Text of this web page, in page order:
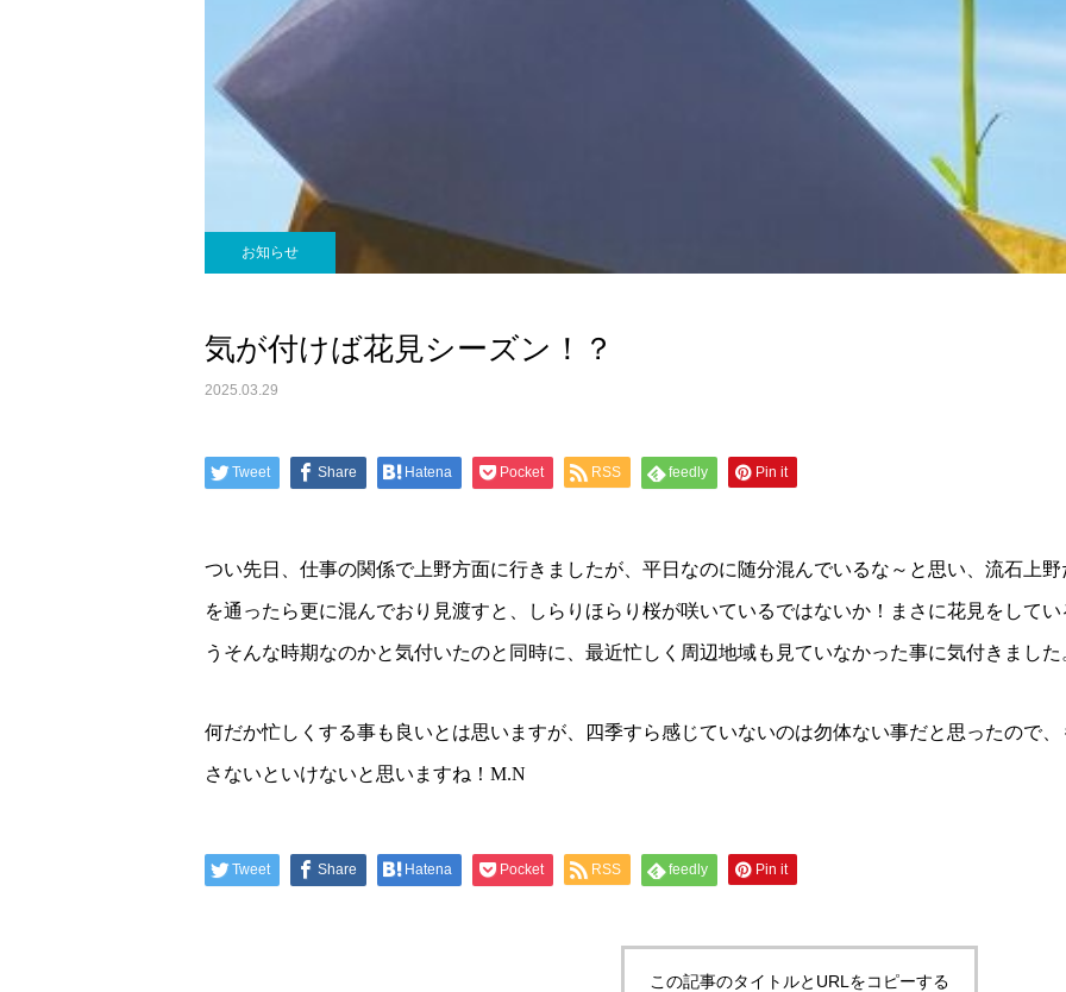
お知らせ
気が付けば花見シーズン！？
2025.03.29
Tweet Share Hatena Pocket RSS feedly Pin it
つい先日、仕事の関係で上野方面に行きましたが、平日なのに随分混んでいるな～と思い、流石上
を通ったら更に混んでおり見渡すと、しらりほらり桜が咲いているではないか！まさに花見をして
うそんな時期なのかと気付いたのと同時に、最近忙しく周辺地域も見ていなかった事に気付きました
何だか忙しくする事も良いとは思いますが、四季すら感じていないのは勿体ない事だと思ったので
さないといけないと思いますね！M.N
Tweet Share Hatena Pocket RSS feedly Pin it
この記事のタイトルとURLをコピーする